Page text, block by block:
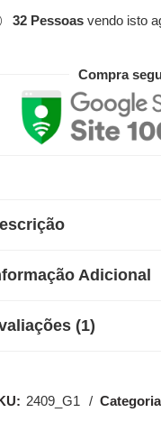
32 Pessoas vendo isto
Compra
Adicional
(1)
2409_G1